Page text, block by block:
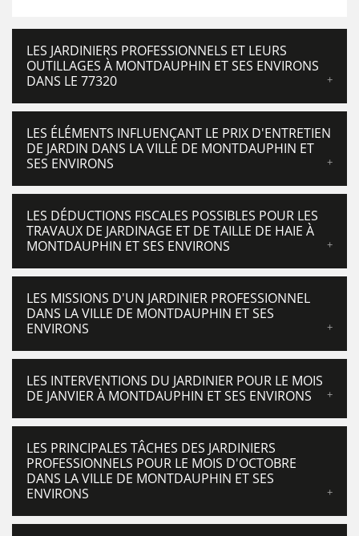
LES JARDINIERS PROFESSIONNELS ET LEURS
OUTILLAGES À MONTDAUPHIN ET SES ENVIRONS
DANS LE 77320
LES ÉLÉMENTS INFLUENÇANT LE PRIX D'ENTRETIEN
DE JARDIN DANS LA VILLE DE MONTDAUPHIN ET
SES ENVIRONS
LES DÉDUCTIONS FISCALES POSSIBLES POUR LES
TRAVAUX DE JARDINAGE ET DE TAILLE DE HAIE À
MONTDAUPHIN ET SES ENVIRONS
LES MISSIONS D'UN JARDINIER PROFESSIONNEL
DANS LA VILLE DE MONTDAUPHIN ET SES
ENVIRONS
LES INTERVENTIONS DU JARDINIER POUR LE MOIS
DE JANVIER À MONTDAUPHIN ET SES ENVIRONS
LES PRINCIPALES TÂCHES DES JARDINIERS
PROFESSIONNELS POUR LE MOIS D'OCTOBRE
DANS LA VILLE DE MONTDAUPHIN ET SES
ENVIRONS